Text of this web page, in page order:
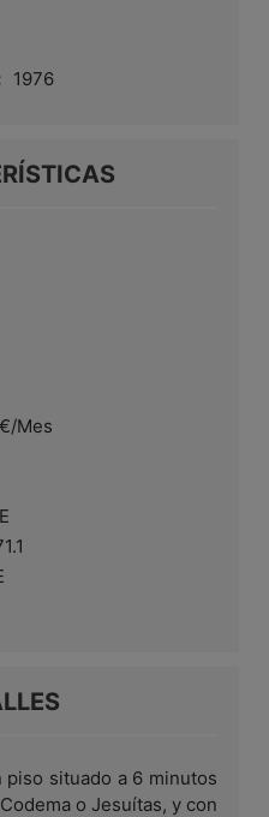
1976
Mes
situado a 6 minutos
o Jesuítas, y con